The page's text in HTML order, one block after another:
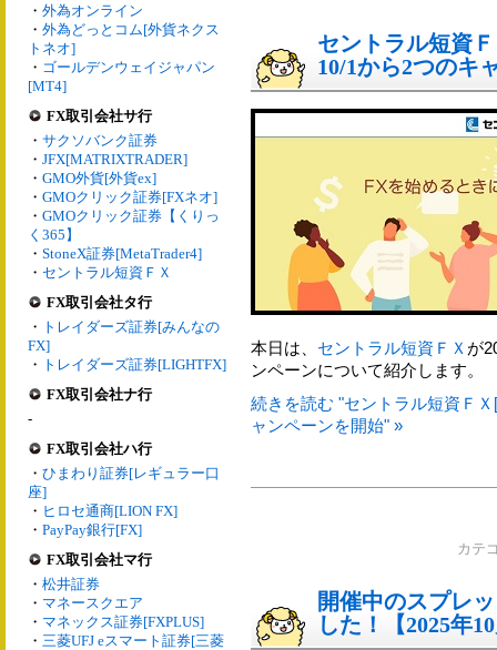
・ 外為オンライン
・ 外為どっとコム[外貨ネクス
トネオ]
・ ゴールデンウェイジャパン
[MT4]
FX取引会社サ行
・ サクソバンク証券
・ JFX[MATRIXTRADER]
・ GMO外貨[外貨ex]
・ GMOクリック証券[FXネオ]
・ GMOクリック証券【くりっ
く365】
・ StoneX証券[MetaTrader4]
・ セントラル短資ＦＸ
FX取引会社タ行
・ トレイダーズ証券[みんなの
FX]
・ トレイダーズ証券[LIGHTFX]
FX取引会社ナ行
-
FX取引会社ハ行
・ ひまわり証券[レギュラー口
座]
・ ヒロセ通商[LION FX]
・ PayPay銀行[FX]
FX取引会社マ行
・ 松井証券
・ マネースクエア
・ マネックス証券[FXPLUS]
・ 三菱UFJ eスマート証券[三菱
セントラル短資
10/1から2つのキ
本日は、 セントラル短資ＦＸ が
ンペーンについて紹介します。
続きを読む "セントラル短資Ｆ
ャンペーンを開始" »
カテ
開催中のスプレ
した！【2025年